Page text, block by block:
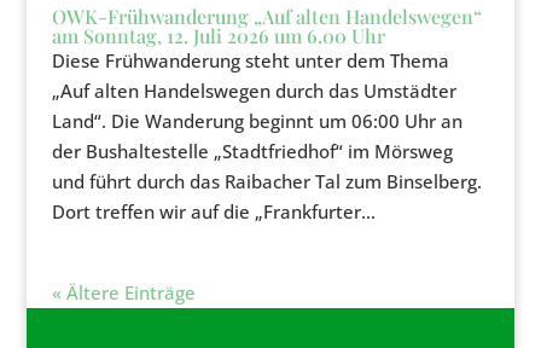
OWK-Frühwanderung „Auf alten Handelswegen“
am Sonntag, 12. Juli 2026 um 6.00 Uhr
Diese Frühwanderung steht unter dem Thema
„Auf alten Handelswegen durch das Umstädter
Land“. Die Wanderung beginnt um 06:00 Uhr an
der Bushaltestelle „Stadtfriedhof“ im Mörsweg
und führt durch das Raibacher Tal zum Binselberg.
Dort treffen wir auf die „Frankfurter...
« Ältere Einträge